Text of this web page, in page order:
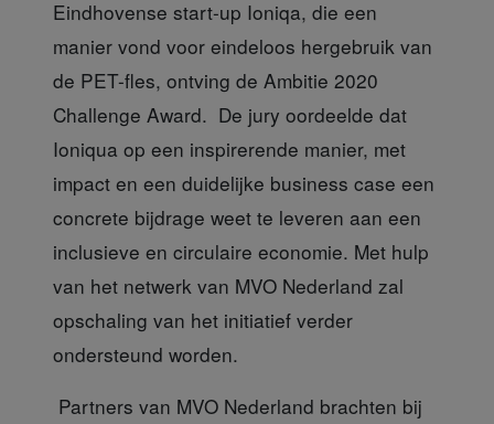
Eindhovense start-up Ioniqa, die een
manier vond voor eindeloos hergebruik van
de PET-fles, ontving de Ambitie 2020
Challenge Award. De jury oordeelde dat
Ioniqua op een inspirerende manier, met
impact en een duidelijke business case een
concrete bijdrage weet te leveren aan een
inclusieve en circulaire economie. Met hulp
van het netwerk van MVO Nederland zal
opschaling van het initiatief verder
ondersteund worden.
Partners van MVO Nederland brachten bij